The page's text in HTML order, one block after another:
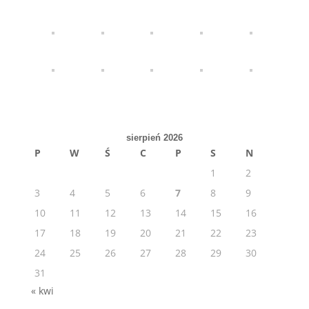
sierpień 2026
P W Ś C P S
N
1
2
3
4 5 6 7 8
9
10
11 12 13 14 15
16
17
18 19 20 21 22
23
24
25 26 27 28 29
30
31
« kwi